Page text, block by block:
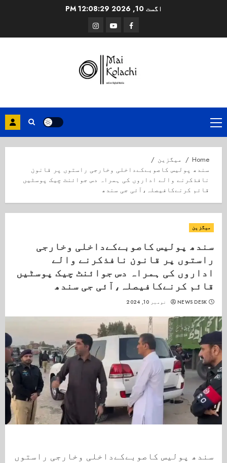
اگست 10, 2026 12:08:30 PM
Facebook
Youtube
Instagram
Primary
Menu
Home
میگزین
سندھ پولیس کاصوبےکےداخلی وخارجی راستوں پر قانون
نافذکرنے والے اداروں کی ہمراہ دس جوائنٹ چیک پوسٹیں
قائم کرنےکافیصلہ،آئی جی سندھ
میگزین
سندھ پولیس کاصوبےکےداخلی وخارجی
راستوں پر قانون نافذکرنے والے
اداروں کی ہمراہ دس جوائنٹ چیک پوسٹیں
قائم کرنےکافیصلہ،آئی جی سندھ
NEWS DESK نومبر 10, 2024
سندھ پولیس کاصوبےکےداخلی وخارجی راستوں